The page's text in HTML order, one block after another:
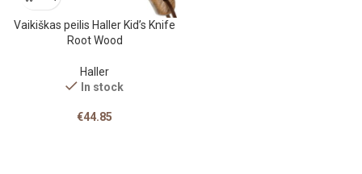
Vaikiškas peilis Haller Kid’s Knife
Root Wood
Haller
In stock
€44.85